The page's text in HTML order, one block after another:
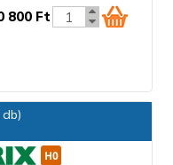
800 Ft